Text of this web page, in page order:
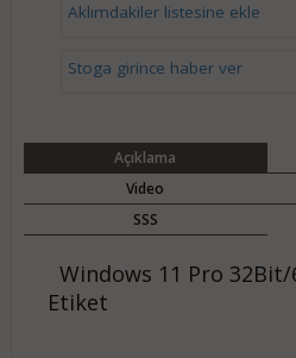
Aklımdakiler listesine ekle
Stoga girince haber ver
Açıklama
Video
SSS
Windows 11 Pro
Etiket